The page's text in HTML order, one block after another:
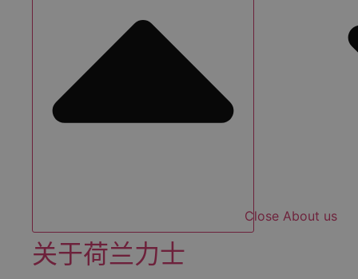
Close About us
关于荷兰力士